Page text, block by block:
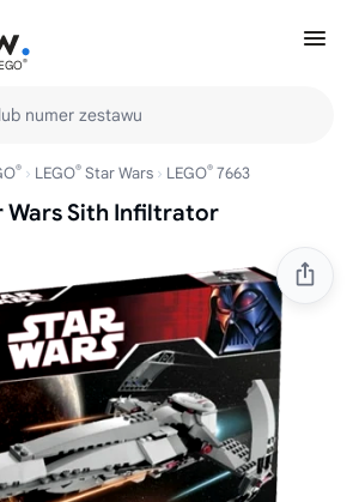
®
numer zestawu
® LEGO® Star Wars LEGO® 7663
Wars Sith Infiltrator